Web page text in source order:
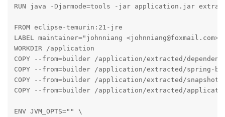
RUN java -Djarmode=tools -jar application.jar
FROM eclipse-temurin:21-jre
LABEL maintainer="johnniang <johnniang@foxmail.com>"
WORKDIR /application
COPY --from=builder /application/extracted/
COPY --from=builder /application/extracted/spring-
COPY --from=builder /application/extracted/
COPY --from=builder /application/extracted/
ENV JVM_OPTS="" \